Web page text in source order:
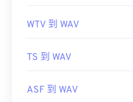
WTV 到 WAV
TS 到 WAV
ASF 到 WAV